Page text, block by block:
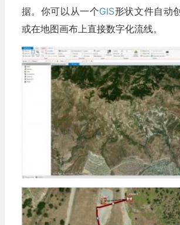
据。你可以从一个GIS形状文件自动
或在地图画布上直接数字化流线。